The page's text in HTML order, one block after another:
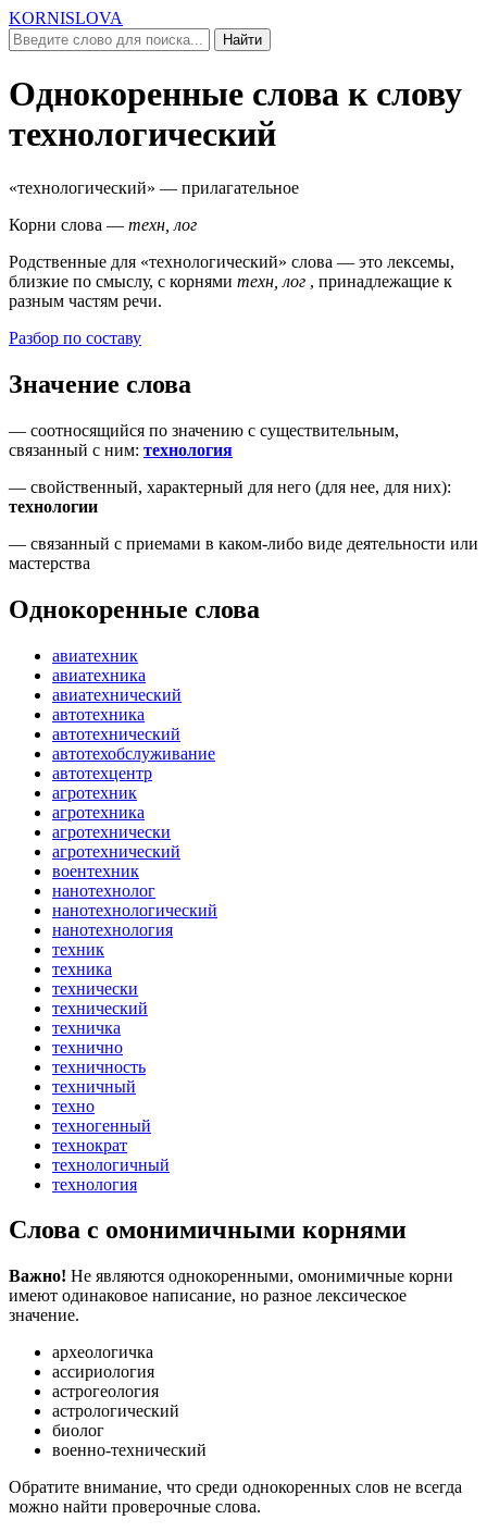
KORNISLOVA
Найти
Однокоренные слова к слову
технологический
«технологический» — прилагательное
Корни слова — техн, лог
Родственные для «технологический» слова — это лексемы,
близкие по смыслу, c корнями техн, лог , принадлежащие к
разным частям речи.
Разбор по составу
Значение слова
— соотносящийся по значению с существительным,
связанный с ним: технология
— свойственный, характерный для него (для нее, для них):
технологии
— связанный с приемами в каком-либо виде деятельности или
мастерства
Однокоренные слова
авиатехник
авиатехника
авиатехнический
автотехника
автотехнический
автотехобслуживание
автотехцентр
агротехник
агротехника
агротехнически
агротехнический
воентехник
нанотехнолог
нанотехнологический
нанотехнология
техник
техника
технически
технический
техничка
технично
техничность
техничный
техно
техногенный
технократ
технологичный
технология
Слова с омонимичными корнями
Важно! Не являются однокоренными, омонимичные корни
имеют одинаковое написание, но разное лексическое
значение.
археологичка
ассириология
астрогеология
астрологический
биолог
военно-технический
Обратите внимание, что среди однокоренных слов не всегда
можно найти проверочные слова.